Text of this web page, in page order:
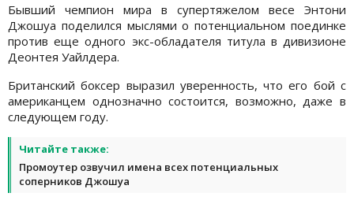
Бывший чемпион мира в супертяжелом весе Энтони
Джошуа поделился мыслями о потенциальном поединке
против еще одного экс-обладателя титула в дивизионе
Деонтея Уайлдера.
Британский боксер выразил уверенность, что его бой с
американцем однозначно состоится, возможно, даже в
следующем году.
Читайте также:
Промоутер озвучил имена всех потенциальных
соперников Джошуа